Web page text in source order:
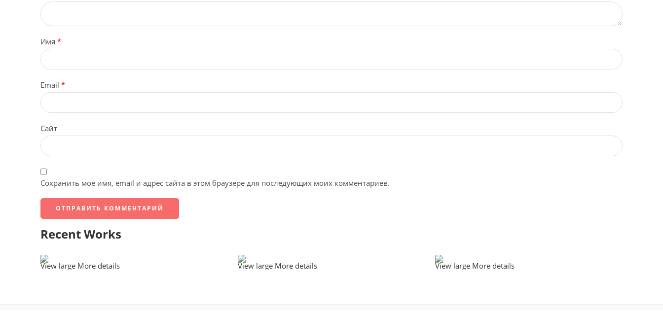
Имя *
Email *
Сайт
Сохранить моё имя, email и адрес сайта в этом браузере для последующих моих комментариев.
Recent Works
View large More details View large More details View large More details